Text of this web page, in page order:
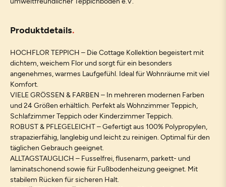
Produktdetails
HOCHFLOR TEPPICH – Die Cottage Kollektion begeistert mit
dichtem, weichem Flor und sorgt für ein besonders
angenehmes, warmes Laufgefühl. Ideal für Wohnräume mit viel
Komfort.
VIELE GRÖSSEN & FARBEN – In mehreren modernen Farben
und 24 Größen erhältlich. Perfekt als Wohnzimmer Teppich,
Schlafzimmer Teppich oder Kinderzimmer Teppich.
ROBUST & PFLEGELEICHT – Gefertigt aus 100% Polypropylen,
strapazierfähig, langlebig und leicht zu reinigen. Optimal für den
täglichen Gebrauch geeignet.
ALLTAGSTAUGLICH – Fusselfrei, flusenarm, parkett- und
laminatschonend sowie für Fußbodenheizung geeignet. Mit
stabilem Rücken für sicheren Halt.